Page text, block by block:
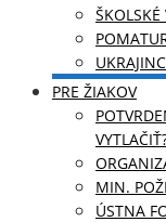
ŠKOLSKÉ
PRE ŽIAKOV
MIN.
ÚSTNA